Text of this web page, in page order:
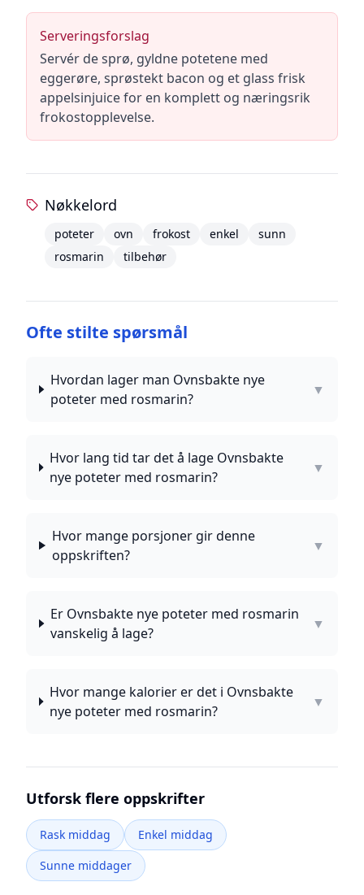
Serveringsforslag
Servér de sprø, gyldne potetene med
eggerøre, sprøstekt bacon og et glass frisk
appelsinjuice for en komplett og næringsrik
frokostopplevelse.
Nøkkelord
poteter ovn frokost enkel
sunn
rosmarin
tilbehør
Ofte stilte spørsmål
Hvordan lager man Ovnsbakte nye
poteter med rosmarin?
▼
Hvor lang tid tar det å lage Ovnsbakte
nye poteter med rosmarin?
▼
Hvor mange porsjoner gir denne
oppskriften?
▼
Er Ovnsbakte nye poteter med rosmarin
vanskelig å lage?
▼
Hvor mange kalorier er det i Ovnsbakte
nye poteter med rosmarin?
▼
Utforsk flere oppskrifter
Rask middag
Enkel middag
Sunne middager